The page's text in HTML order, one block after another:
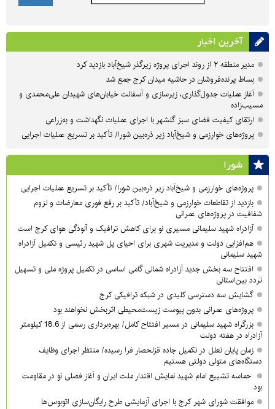
آخرین اخبار
مدیر منطقه ۲ از روند اجرای پروژه زیرگذر شیخ‌آباد بازدید کرد
بساط پرنده‌فروشان در حاشیه میدان کرج جمع شد
آغاز عملیات جدول‌گذاری، زیرسازی و آسفالت خیابان‌های شهیدان علی‌محمدی و
مسیب‌زاده
ارتقای کیفیت فضای سبز گلشهر با اجرای عملیات نگهداشت و به‌زراعی
پروژه‌های خوارزمی و شیخ‌آباد زیر ذره‌بین شورا/ تأکید بر تسریع عملیات اجرایی
شورا
پروژه‌های خوارزمی و شیخ‌آباد زیر ذره‌بین شورا/ تأکید بر تسریع عملیات اجرایی
بازدید از تقاطعات خوارزمی و شیخ‌آباد/ تأکید بر رفع فوری معارضات و لزوم
شفافیت در پروژه‌های عمرانی
آزادراه شهید سلیمانی مسیری نو برای کاهش ترافیک و آلودگی هوای کرج است
هم‌افزایی دولت و مدیریت شهری برای احیای پل شهید رئیسی و تکمیل آزادراه
شهید سلیمانی
افتتاح سه بخش جدید آزادراه شمالی گامی اساسی در تکمیل پروژه ملی و تسهیل
تردد بین‌استانی
گشایش سه دسترسی کلیدی در شبکه ترافیکی کرج
پروژه‌های عمرانی بدون پیوست زیست‌محیطی اثربخش نخواهند بود
بزرگراه شهید سلیمانی در مسیر افتتاح کامل/ بهره‌برداری رسمی از 18.6 کیلومتر
آزادراه در هفته دولت
زمان پایان تعلل در تکمیل جاده قزلحصار فرا رسیده/ منتظر اجرای وظایف
دستگاه‌های متولی دولتی هستیم
حماسه تشییع امام شهید نمایش اقتدار ملت ایران و آغاز فصلی نو در مقاومت
بود
موافقت شورای شهر کرج با اجرای آزمایشی طرح رایگان‌سازی اتوبوس‌ها